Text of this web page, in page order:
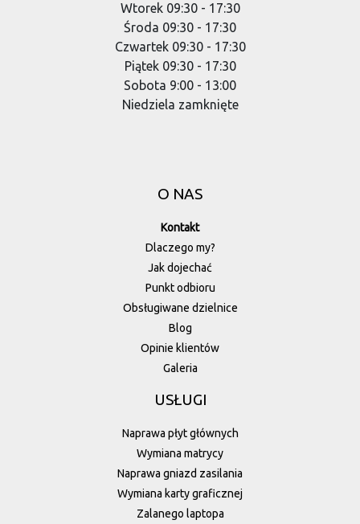
Wtorek 09:30 - 17:30
Środa 09:30 - 17:30
Czwartek 09:30 - 17:30
Piątek 09:30 - 17:30
Sobota 9:00 - 13:00
Niedziela zamknięte
O NAS
Kontakt
Dlaczego my?
Jak dojechać
Punkt odbioru
Obsługiwane dzielnice
Blog
Opinie klientów
Galeria
USŁUGI
Naprawa płyt głównych
Wymiana matrycy
Naprawa gniazd zasilania
Wymiana karty graficznej
Zalanego laptopa